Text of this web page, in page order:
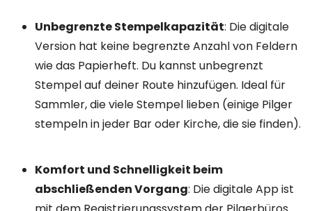
Unbegrenzte Stempelkapazität: Die digitale
Version hat keine begrenzte Anzahl von Feldern
wie das Papierheft. Du kannst unbegrenzt
Stempel auf deiner Route hinzufügen. Ideal für
Sammler, die viele Stempel lieben (einige Pilger
stempeln in jeder Bar oder Kirche, die sie finden).
Komfort und Schnelligkeit beim
abschließenden Vorgang: Die digitale App ist